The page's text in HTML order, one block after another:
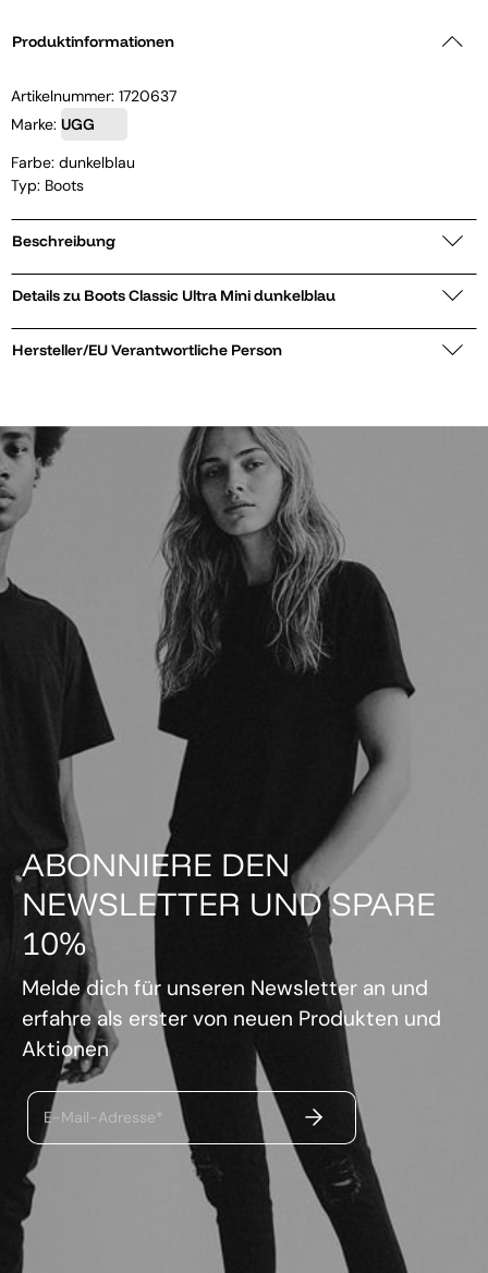
Produktinformationen
Artikelnummer: 1720637
Marke: UGG
Farbe: dunkelblau
Typ: Boots
Beschreibung
Details zu Boots Classic Ultra Mini dunkelblau
Hersteller/EU Verantwortliche Person
ABONNIERE DEN
NEWSLETTER UND SPARE
10%
Melde dich für unseren Newsletter an und
erfahre als erster von neuen Produkten und
Aktionen
E-Mail-Adresse* ABSENDEN